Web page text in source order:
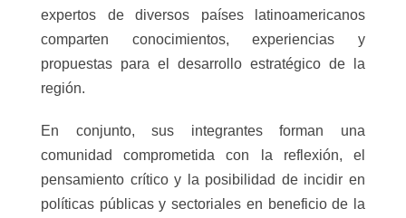
expertos de diversos países latinoamericanos
comparten conocimientos, experiencias y
propuestas para el desarrollo estratégico de la
región.
En conjunto, sus integrantes forman una
comunidad comprometida con la reflexión, el
pensamiento crítico y la posibilidad de incidir en
políticas públicas y sectoriales en beneficio de la